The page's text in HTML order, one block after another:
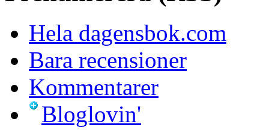
Hela dagensbok.com
Bara recensioner
Kommentarer
Bloglovin'